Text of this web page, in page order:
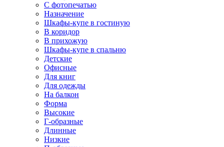
С фотопечатью
Назначение
Шкафы-купе в гостиную
В коридор
В прихожую
Шкафы-купе в спальню
Детские
Офисные
Для книг
Для одежды
На балкон
Форма
Высокие
Г-образные
Длинные
Низкие